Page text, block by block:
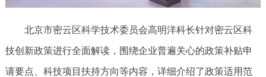
北京市密云区科学技术委员会高明洋科长针对密云区科
技创新政策进行全面解读，围绕企业普遍关心的政策补贴申
请要点、科技项目扶持方向等内容，详细介绍了政策适用范